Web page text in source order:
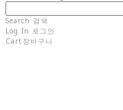
Search 검색
Log In 로그인
Cart 장바구니